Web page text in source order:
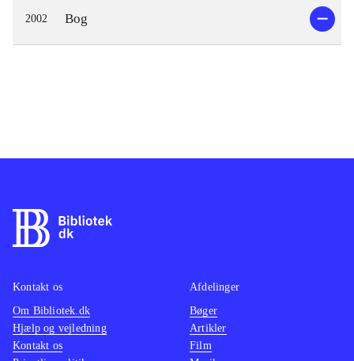
2002 Bog
Kontakt os
Om Bibliotek.dk
Hjælp og vejledning
Kontakt os
Afdelinger
Bøger
Artikler
Film